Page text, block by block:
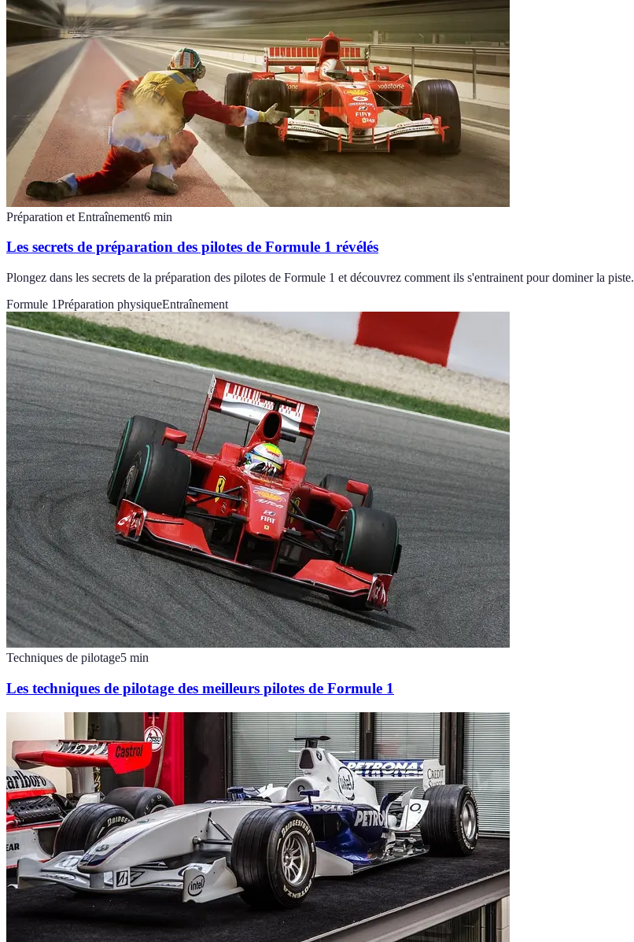
Préparation et Entraînement6 min
Les secrets de préparation des pilotes de Formule 1 révélés
Plongez dans les secrets de la préparation des pilotes de Formule 1 et découvrez comment ils s'entrainent pour dominer la piste.
Formule 1Préparation physiqueEntraînement
Techniques de pilotage5 min
Les techniques de pilotage des meilleurs pilotes de Formule 1